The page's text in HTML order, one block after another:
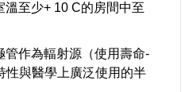
至少+ 10 C的房間中至
管作為輻射源（使用壽命-
性與醫學上廣泛使用的半